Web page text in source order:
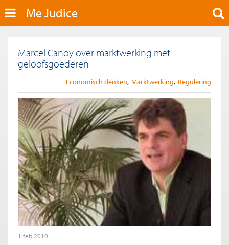
Me Judice
Marcel Canoy over marktwerking met
geloofsgoederen
Economisch denken Marktwerking Regulering
1 feb 2010